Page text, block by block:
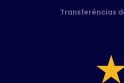
Transferências